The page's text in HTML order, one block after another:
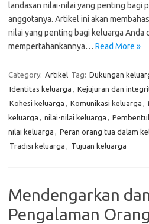
landasan nilai-nilai yang penting bagi
anggotanya. Artikel ini akan
nilai yang penting bagi keluarga Anda
mempertahankannya… Read More »
Category: Artikel Tag: Dukungan
Identitas keluarga , Kejujuran dan
Kohesi keluarga , Komunikasi keluarga ,
keluarga , nilai-nilai keluarga ,
nilai keluarga , Peran orang tua dalam
Tradisi keluarga , Tujuan keluarga
Mendengarkan
Pengalaman